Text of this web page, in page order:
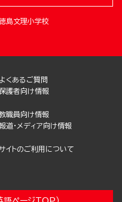
島文理小学校
よくあるご質問
護者向け情報
職員向け情報
道・メディア向け情報
イトのご利用について